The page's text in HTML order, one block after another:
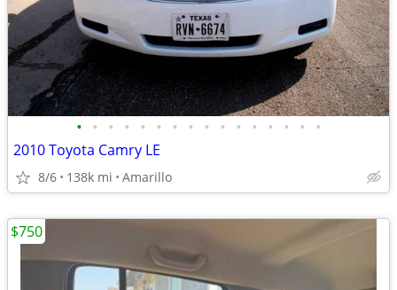
• • • • • • • • • • • • • • • •
2010 Toyota Camry LE
8/6 138k mi Amarillo
$750